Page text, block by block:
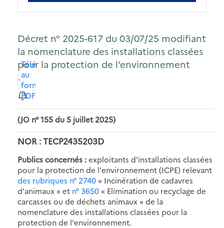
Décret n° 2025-617 du 03/07/25 modifiant
la nomenclature des installations classées
pour la protection de l'environnement
Télécharger
au
format
PDF
(JO n° 155 du 5 juillet 2025)
NOR : TECP2435203D
Publics concernés :exploitants d'installations classées
pour la protection de l'environnement (ICPE) relevant
des rubriques n° 2740 « Incinération de cadavres
d'animaux » et n° 3650 « Elimination ou recyclage de
carcasses ou de déchets animaux » de la
nomenclature des installations classées pour la
protection de l'environnement.